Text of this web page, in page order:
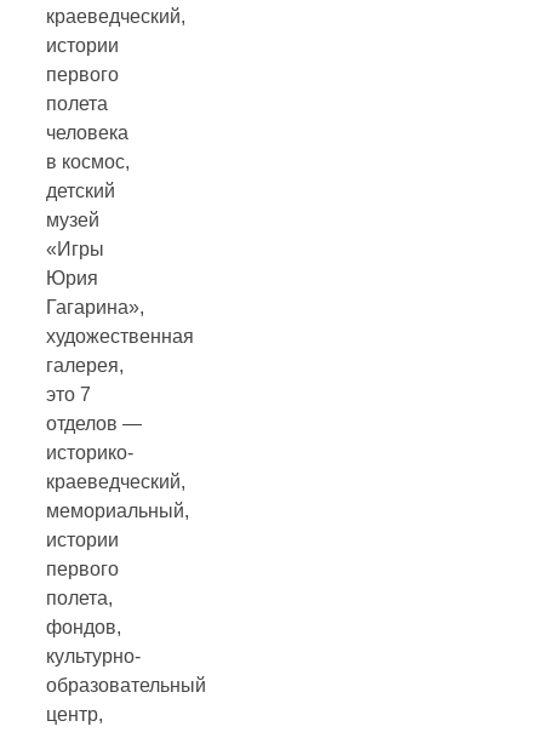
краеведческий,
истории
первого
полета
человека
в космос,
детский
музей
«Игры
Юрия
Гагарина»,
художественная
галерея,
это 7
отделов —
историко-
краеведческий,
мемориальный,
истории
первого
полета,
фондов,
культурно-
образовательный
центр,